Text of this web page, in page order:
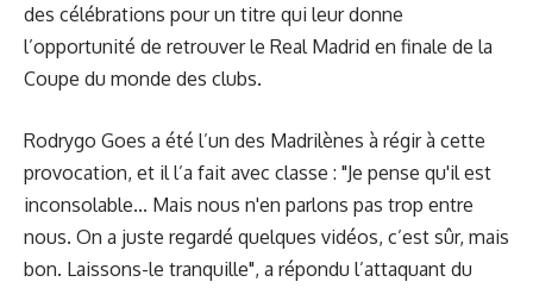
des célébrations pour un titre qui leur donne
l’opportunité de retrouver le Real Madrid en finale de la
Coupe du monde des clubs.
Rodrygo Goes a été l’un des Madrilènes à régir à cette
provocation, et il l’a fait avec classe : "Je pense qu'il est
inconsolable... Mais nous n'en parlons pas trop entre
nous. On a juste regardé quelques vidéos, c’est sûr, mais
bon. Laissons-le tranquille", a répondu l’attaquant du